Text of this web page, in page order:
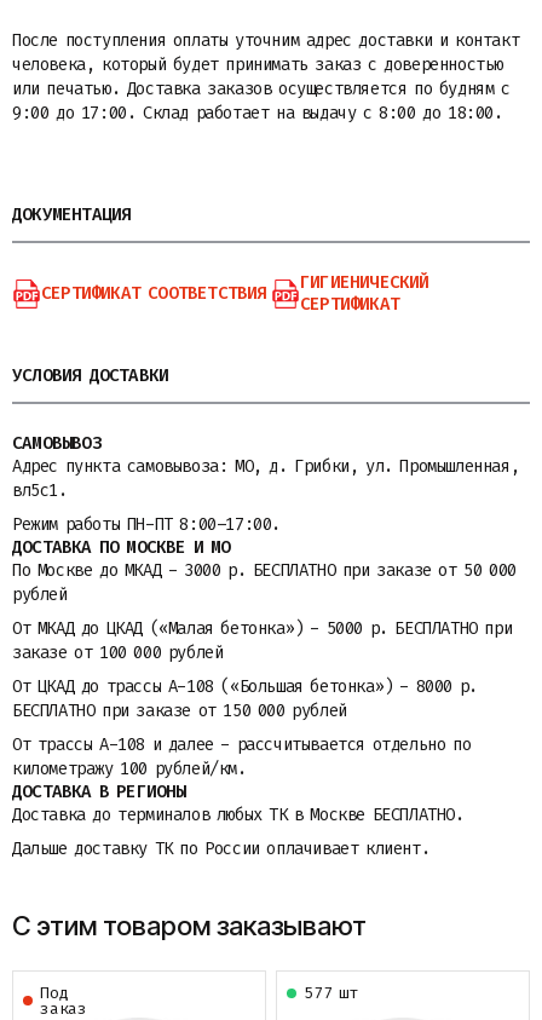
После поступления оплаты уточним адрес доставки и контакт
человека, который будет принимать заказ с доверенностью
или печатью. Доставка заказов осуществляется по будням с
9:00 до 17:00. Склад работает на выдачу с 8:00 до 18:00.
ДОКУМЕНТАЦИЯ
СЕРТИФИКАТ СООТВЕТСТВИЯ
ГИГИЕНИЧЕСКИЙ
СЕРТИФИКАТ
УСЛОВИЯ ДОСТАВКИ
САМОВЫВОЗ
Адрес пункта самовывоза: МО, д. Грибки, ул. Промышленная,
вл5с1.
Режим работы ПН-ПТ 8:00–17:00.
ДОСТАВКА ПО МОСКВЕ И МО
По Москве до МКАД - 3000 р. БЕСПЛАТНО при заказе от 50 000
рублей
От МКАД до ЦКАД («Малая бетонка») - 5000 р. БЕСПЛАТНО при
заказе от 100 000 рублей
От ЦКАД до трассы A-108 («Большая бетонка») - 8000 р.
БЕСПЛАТНО при заказе от 150 000 рублей
От трассы A-108 и далее - рассчитывается отдельно по
километражу 100 рублей/км.
ДОСТАВКА В РЕГИОНЫ
Доставка до терминалов любых ТК в Москве БЕСПЛАТНО.
Дальше доставку ТК по России оплачивает клиент.
С этим товаром заказывают
Под
заказ
577 шт